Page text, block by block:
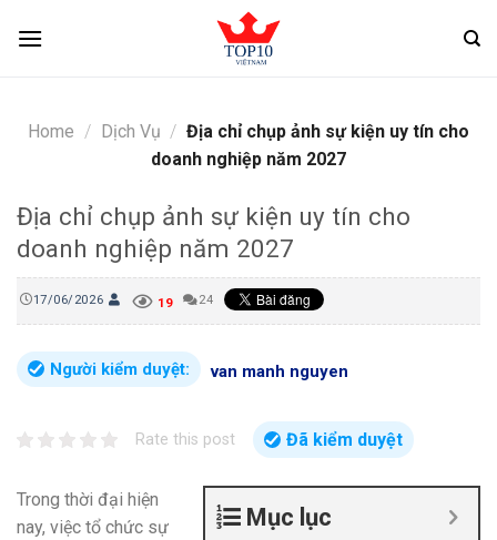
Home / Dịch Vụ / Địa chỉ chụp ảnh sự kiện uy tín cho
doanh nghiệp năm 2027
Địa chỉ chụp ảnh sự kiện uy tín cho
doanh nghiệp năm 2027
17/06/2026 19 24
Người kiểm duyệt: van manh nguyen
Rate this post Đã kiểm duyệt
Mục lục
Trong thời đại hiện
nay, việc tổ chức sự